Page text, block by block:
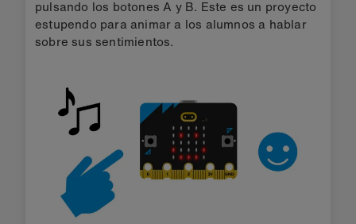
pulsando los botones A y B. Este es un proyecto
estupendo para animar a los alumnos a hablar
sobre sus sentimientos.